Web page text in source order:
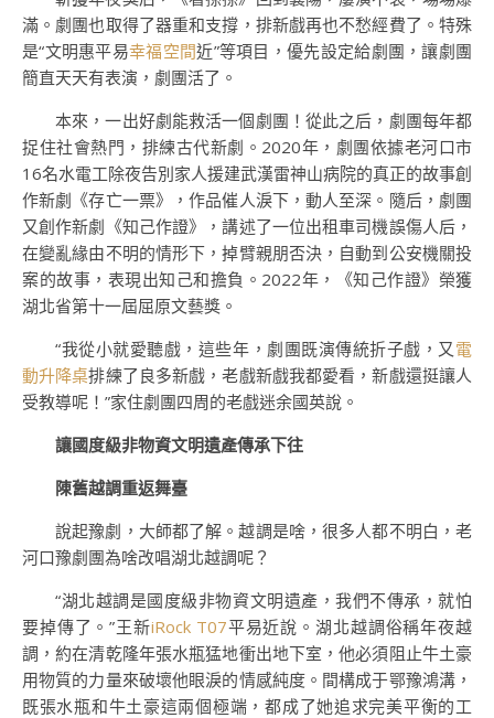
滿。劇團也取得了器重和支撐，排新戲再也不愁經費了。特殊
是“文明惠平易幸福空間近”等項目，優先設定給劇團，讓劇團
簡直天天有表演，劇團活了。
本來，一出好劇能救活一個劇團！從此之后，劇團每年都
捉住社會熱門，排練古代新劇。2020年，劇團依據老河口市
16名水電工除夜告別家人援建武漢雷神山病院的真正的故事創
作新劇《存亡一票》，作品催人淚下，動人至深。隨后，劇團
又創作新劇《知己作證》，講述了一位出租車司機誤傷人后，
在變亂緣由不明的情形下，掉臂親朋否決，自動到公安機關投
案的故事，表現出知己和擔負。2022年，《知己作證》榮獲
湖北省第十一屆屈原文藝獎。
“我從小就愛聽戲，這些年，劇團既演傳統折子戲，又 電
動升降桌排練了良多新戲，老戲新戲我都愛看，新戲還挺讓人
受教導呢！”家住劇團四周的老戲迷余國英說。
讓國度級非物資文明遺產傳承下往
陳舊越調重返舞臺
說起豫劇，大師都了解。越調是啥，很多人都不明白，老
河口豫劇團為啥改唱湖北越調呢？
“湖北越調是國度級非物資文明遺產，我們不傳承，就怕
要掉傳了。”王新iRock T07平易近說。湖北越調俗稱年夜越
調，約在清乾隆年張水瓶猛地衝出地下室，他必須阻止牛土豪
用物質的力量來破壞他眼淚的情感純度。間構成于鄂豫鴻溝，
既張水瓶和牛土豪這兩個極端，都成了她追求完美平衡的工